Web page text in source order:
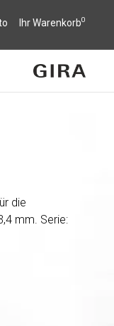
Ihr Warenkorb0
die
mm. Serie: